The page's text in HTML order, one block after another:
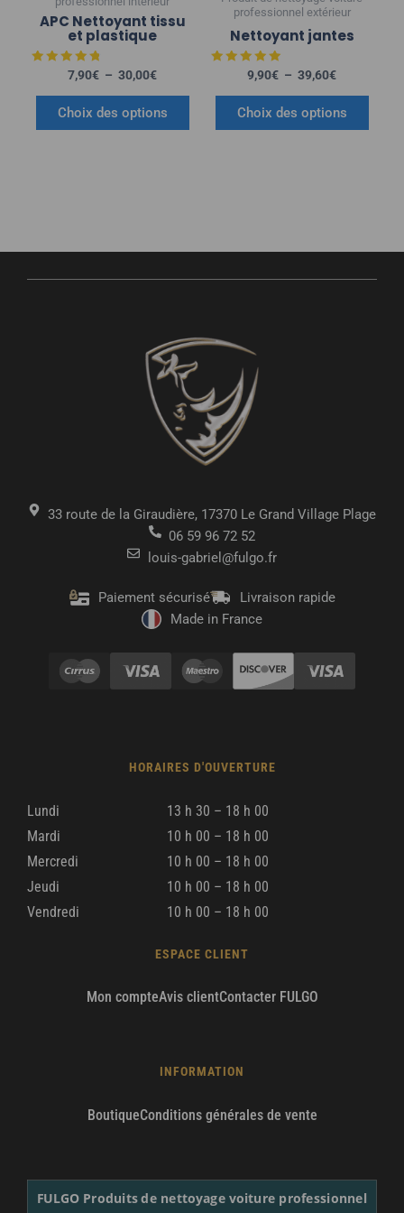
APC Nettoyant tissu
et plastique
Note
4.75
sur 5
7,90€ – 30,00€
Choix des options
choisies
sur
page
du
produit
professionnel extérieur
Nettoyant jantes
Note
5.00
sur 5
9,90€ – 39,60€
Choix des options
choisies
sur
page
du
produit
33 route de la Giraudière, 17370 Le Grand Village Plage
06 59 96 72 52
louis-gabriel@fulgo.fr
Paiement sécurisé
Livraison rapide
Made in France
HORAIRES D'OUVERTURE
Lundi
13 h 30 – 18 h 00
Mardi
10 h 00 – 18 h 00
Mercredi
10 h 00 – 18 h 00
Jeudi
10 h 00 – 18 h 00
Vendredi
10 h 00 – 18 h 00
ESPACE CLIENT
Mon compteAvis clientContacter FULGO
INFORMATION
BoutiqueConditions générales de vente
FULGO Produits de nettoyage voiture professionnel